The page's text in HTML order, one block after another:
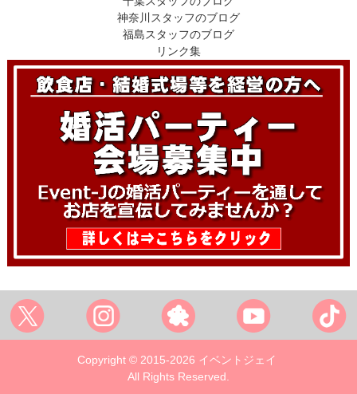
神奈川スタッフのブログ
福島スタッフのブログ
リンク集
Copyright © 2015-2026 イベントジェイ
All Rights Reserved.